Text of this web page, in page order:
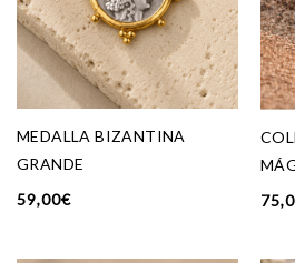
MEDALLA BIZANTINA
GRANDE
59,00€